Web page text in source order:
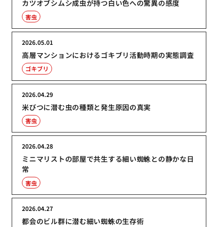
カツオブシムシ成虫が持つ白い色への驚異の感度
害虫
高層マンションにおけるゴキブリ活動時期の実態調査
2026.05.01
ゴキブリ
米びつに潜む虫の種類と発生原因の真実
2026.04.29
害虫
ミニマリストの部屋で共生する細い蜘蛛との静かな日
常
2026.04.28
害虫
都会のビル群に潜む細い蜘蛛の生存術
2026.04.27